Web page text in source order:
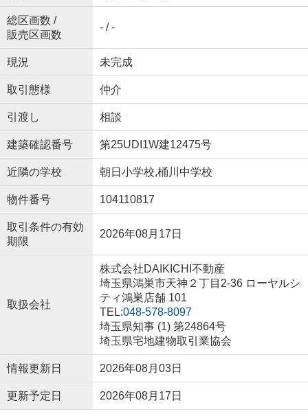
総区画数 /
販売区画数
- / -
現況 未完成
取引態様 仲介
引渡し 相談
建築確認番号 第25UDI1W建12475号
近隣の学校 朝日小学校,桶川中学校
物件番号 104110817
取引条件の有効
期限
2026年08月17日
取扱会社
株式会社DAIKICHI不動産
埼玉県鴻巣市天神２丁目2-36 ローヤルシ
ティ鴻巣店舗 101
TEL:048-578-8097
埼玉県知事 (1) 第24864号
埼玉県宅地建物取引業協会
情報更新日 2026年08月03日
更新予定日 2026年08月17日